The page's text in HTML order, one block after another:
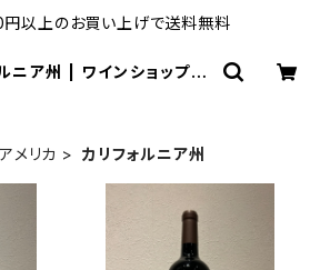
以上のお買い上げで送料無料
ニア州 | ワインショップロ
アメリカ カリフォルニア州